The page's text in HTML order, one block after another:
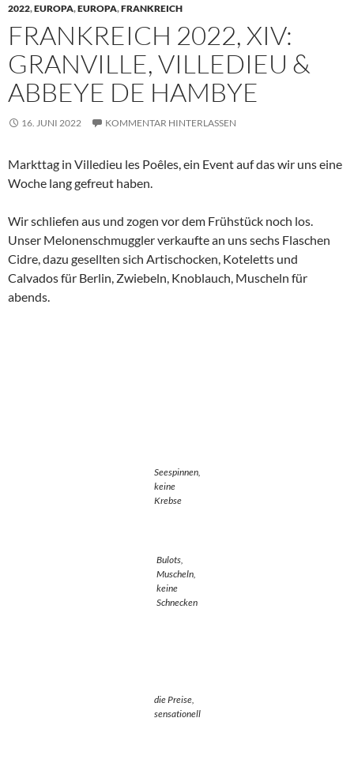
2022,EUROPA,EUROPA,FRANKREICH
FRANKREICH 2022, XIV:
GRANVILLE, VILLEDIEU &
ABBEYE DE HAMBYE
16. JUNI 2022 KOMMENTAR HINTERLASSEN
Markttag in Villedieu les Poêles, ein Event auf das wir uns eine
Woche lang gefreut haben.
Wir schliefen aus und zogen vor dem Frühstück noch los.
Unser Melonenschmuggler verkaufte an uns sechs Flaschen
Cidre, dazu gesellten sich Artischocken, Koteletts und
Calvados für Berlin, Zwiebeln, Knoblauch, Muscheln für
abends.
Seespinnen,
keine
Krebse
Bulots,
Muscheln,
keine
Schnecken
die Preise,
sensationell